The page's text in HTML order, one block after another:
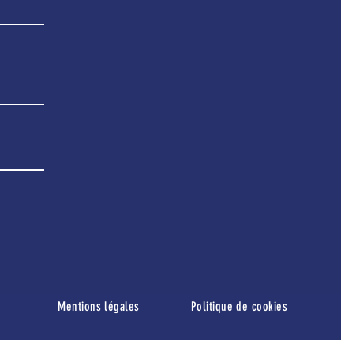
Mentions légales Politique de cookies